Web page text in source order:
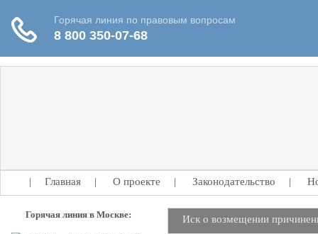
| Главная | О проекте | Законодательство |
Горячая линия в Москве: Иск о возмещении